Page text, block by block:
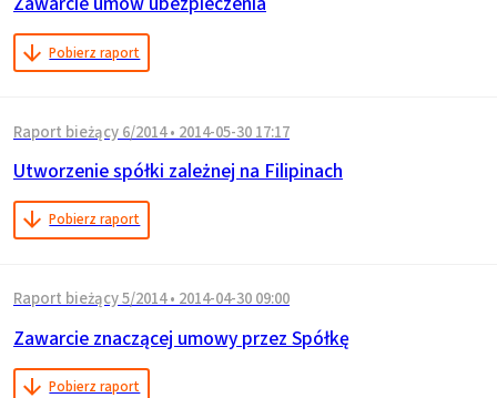
Pobierz raport
Raport bieżący 6/2014 • 2014-05-30 17:17
Utworzenie spółki zależnej na Filipinach
Pobierz raport
Raport bieżący 5/2014 • 2014-04-30 09:00
Zawarcie znaczącej umowy przez Spółkę
Pobierz raport